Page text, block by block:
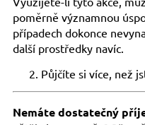
poměrně významnou
případech dokonce
další prostředky navíc.
Půjčíte si více, než
Nemáte dostatečný